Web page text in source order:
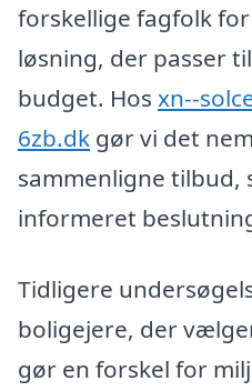
forskellige fagfolk
løsning, der passer
budget. Hos xn--
6zb.dk gør vi det
sammenligne
informeret
Tidligere
boligejere, der
gør en forskel for